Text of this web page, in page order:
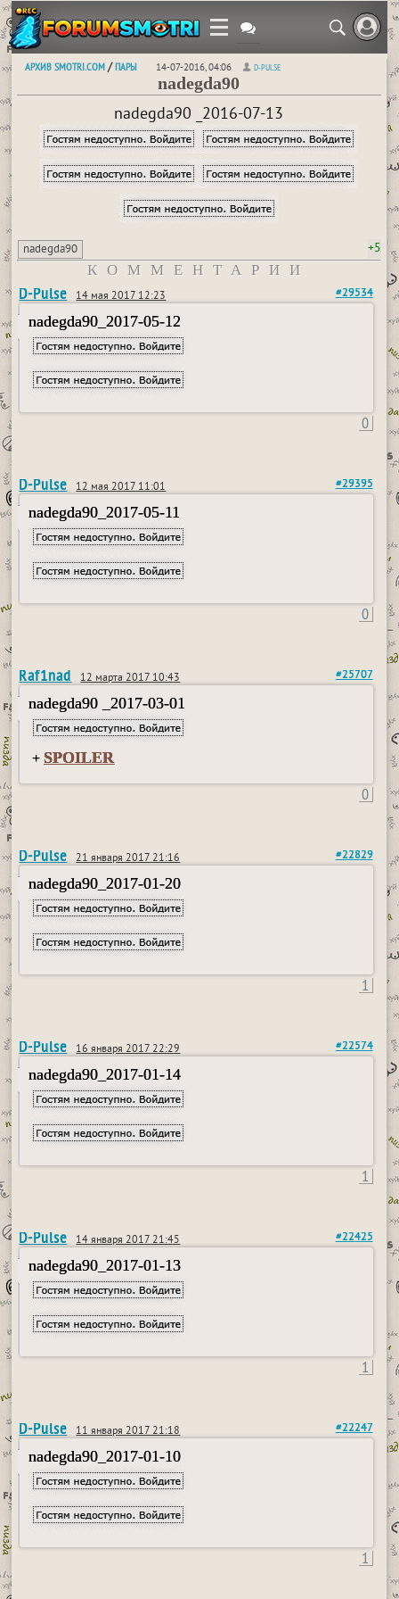
АРХИВ SMOTRI.COM /ПАРЫ 14-07-2016, 04:06 D-PULSE
nadegda90
nadegda90 _2016-07-13
nadegda90 +5
КОММЕНТАРИИ
D-Pulse 14 мая 2017 12:23 #29534
nadegda90_2017-05-12
0
D-Pulse 12 мая 2017 11:01 #29395
nadegda90_2017-05-11
0
Raf1nad 12 марта 2017 10:43 #25707
nadegda90 _2017-03-01
+ SPOILER
0
D-Pulse 21 января 2017 21:16 #22829
nadegda90_2017-01-20
1
D-Pulse 16 января 2017 22:29 #22574
nadegda90_2017-01-14
1
D-Pulse 14 января 2017 21:45 #22425
nadegda90_2017-01-13
1
D-Pulse 11 января 2017 21:18 #22247
nadegda90_2017-01-10
1